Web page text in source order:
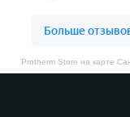
Protherm Store на карте